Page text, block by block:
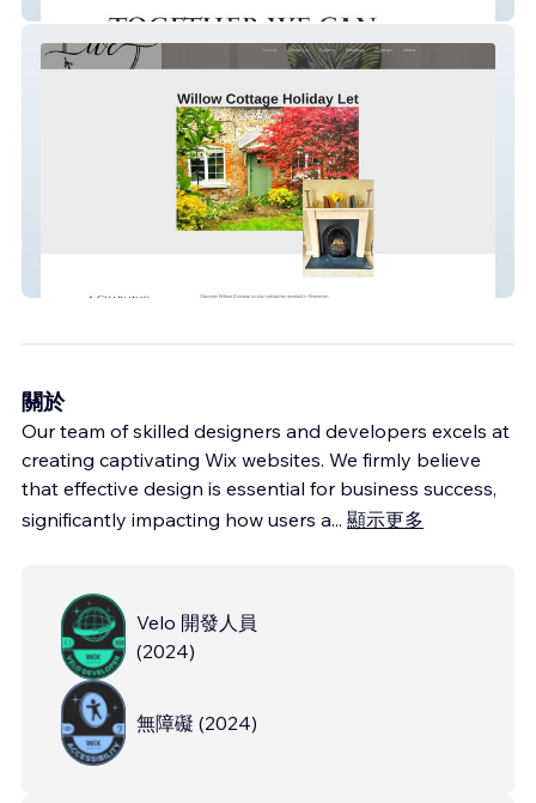
關於
Our team of skilled designers and developers excels at
creating captivating Wix websites. We firmly believe
that effective design is essential for business success,
significantly impacting how users a... 顯示更多
Velo 開發人員
(2024)
無障礙 (2024)